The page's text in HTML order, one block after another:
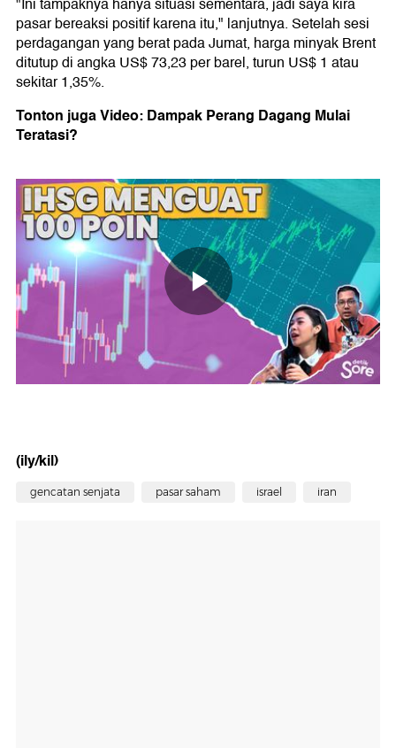
"Ini tampaknya hanya situasi sementara, jadi saya kira
pasar bereaksi positif karena itu," lanjutnya. Setelah sesi
perdagangan yang berat pada Jumat, harga minyak Brent
ditutup di angka US$ 73,23 per barel, turun US$ 1 atau
sekitar 1,35%.
Tonton juga Video: Dampak Perang Dagang Mulai
Teratasi?
(ily/kil)
gencatan senjata pasar saham israel iran